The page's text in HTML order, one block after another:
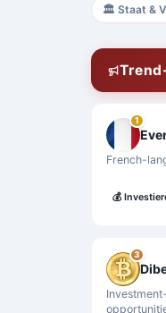
🏛️ Staat &
1
French-
💰
3